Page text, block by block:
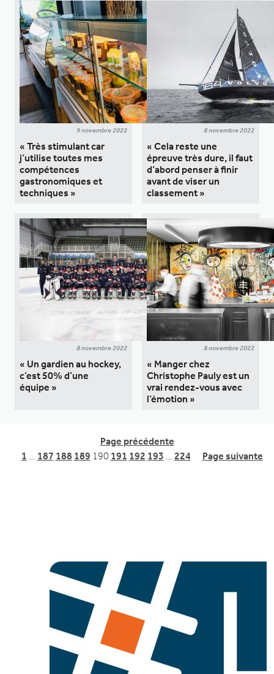
9 novembre 2022
« Très stimulant car
j’utilise toutes mes
compétences
gastronomiques et
techniques »
8 novembre 2022
« Cela reste une
épreuve très dure, il faut
d’abord penser à finir
avant de viser un
classement »
8 novembre 2022
« Un gardien au hockey,
c’est 50% d’une
équipe »
8 novembre 2022
« Manger chez
Christophe Pauly est un
vrai rendez-vous avec
l’émotion »
Page précédente
1
187 188 189 190 191 192 193 224 Page suivante